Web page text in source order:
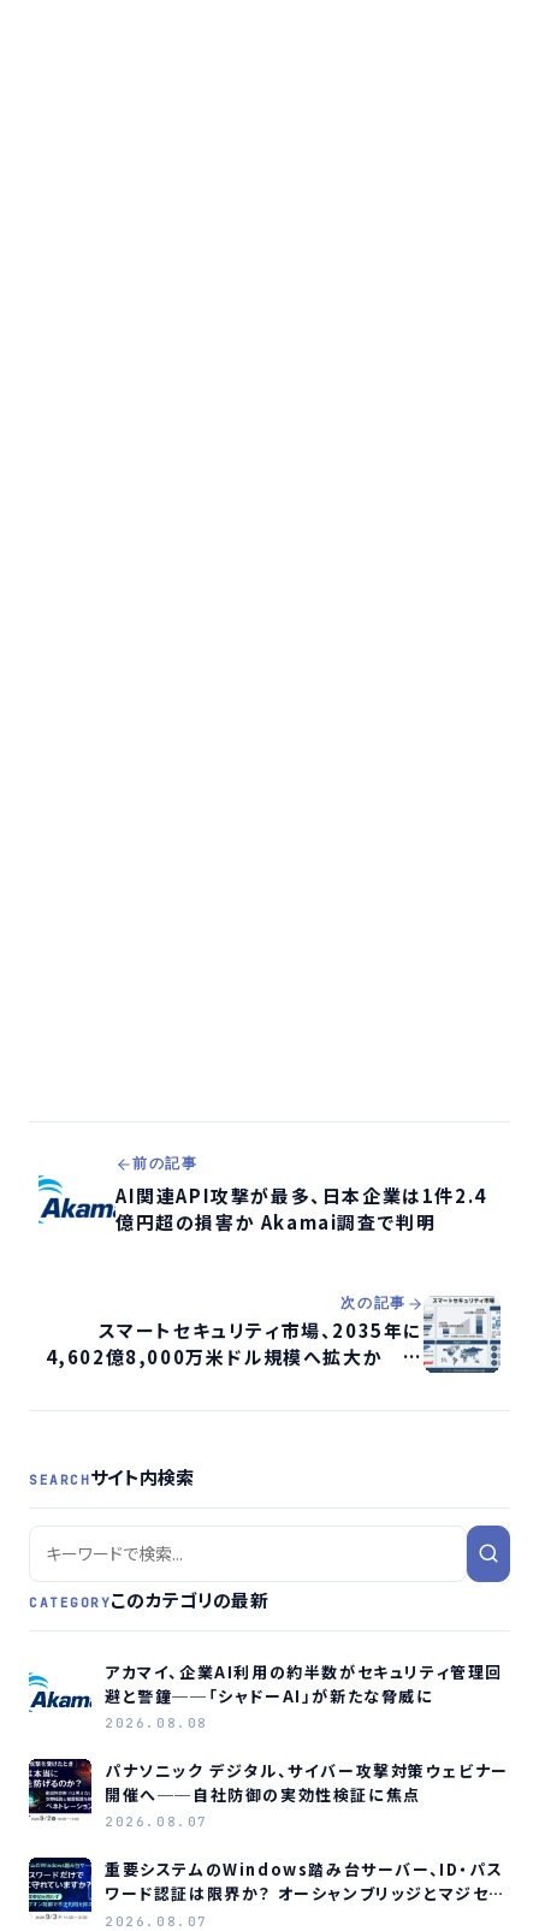
前の記事
AI関連API攻撃が最多、日本企業は1件2.4
億円超の損害か Akamai調査で判明
次の記事
スマートセキュリティ市場、2035年に
4,602億8,000万米ドル規模へ拡大か AI
SEARCHサイト内検索
CATEGORYこのカテゴリの最新
アカマイ、企業AI利用の約半数がセキュリティ管理回
避と警鐘──「シャドーAI」が新たな脅威に
2026.08.08
パナソニック デジタル、サイバー攻撃対策ウェビナー
開催へ──自社防御の実効性検証に焦点
2026.08.07
重要システムのWindows踏み台サーバー、ID・パス
ワード認証は限界か？ オーシャンブリッジとマジセミ
がウェビナー開催へ
2026.08.07